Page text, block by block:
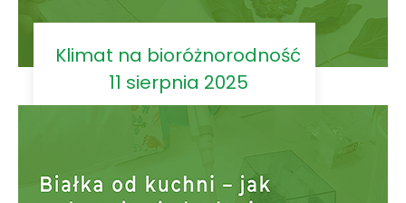
Klimat na bioróżnorodność
11 sierpnia 2025